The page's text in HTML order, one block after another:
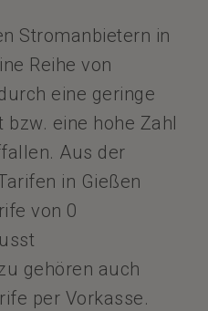
Stromanbietern in
Reihe von
eine geringe
eine hohe Zahl
Aus der
in Gießen
von 0
gehören auch
per Vorkasse.